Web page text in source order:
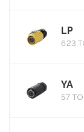
LP
623
YA
57